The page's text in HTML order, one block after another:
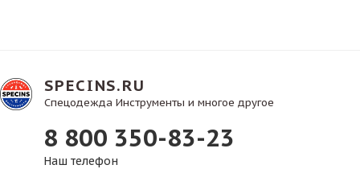
SPECINS.RU
Спецодежда Инструменты и многое другое
8 800 350-83-23
Наш телефон